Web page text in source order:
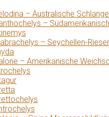
– Australische
–
– Seychellen-
– Amerikanische